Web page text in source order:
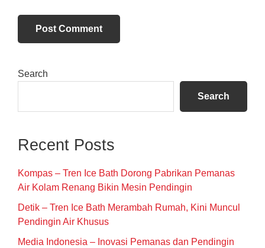
Primary
Search
Search
Recent Posts
Kompas – Tren Ice Bath Dorong Pabrikan Pemanas
Air Kolam Renang Bikin Mesin Pendingin
Detik – Tren Ice Bath Merambah Rumah, Kini Muncul
Pendingin Air Khusus
Media Indonesia – Inovasi Pemanas dan Pendingin